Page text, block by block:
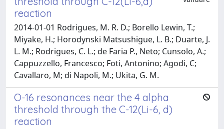
reaction
2014-01-01 Rodrigues, M. R. D.; Borello Lewin, T.;
Miyake, H.; Horodynski Matsushigue, L. B.; Duarte, J.
L. M.; Rodrigues, C. L.; de Faria P., Neto; Cunsolo, A.;
Cappuzzello, Francesco; Foti, Antonino; Agodi, C;
Cavallaro, M; di Napoli, M.; Ukita, G. M.
O-16 resonances near the 4 alpha
threshold through the C-12(Li-6, d)
reaction